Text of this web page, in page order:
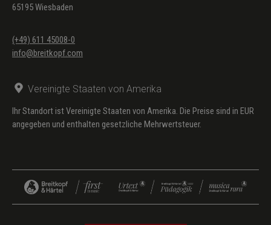
65195 Wiesbaden
(+49) 611 45008-0
info@breitkopf.com
Vereinigte Staaten von Amerika
Ihr Standort ist Vereinigte Staaten von Amerika. Die Preise sind in EUR
angegeben und enthalten gesetzliche Mehrwertsteuer.